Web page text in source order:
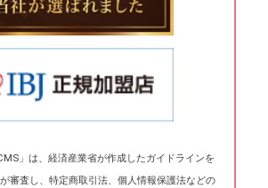
」は、経済産業省が作成したガイドラインを
審査し、特定商取引法、個人情報保護法などの